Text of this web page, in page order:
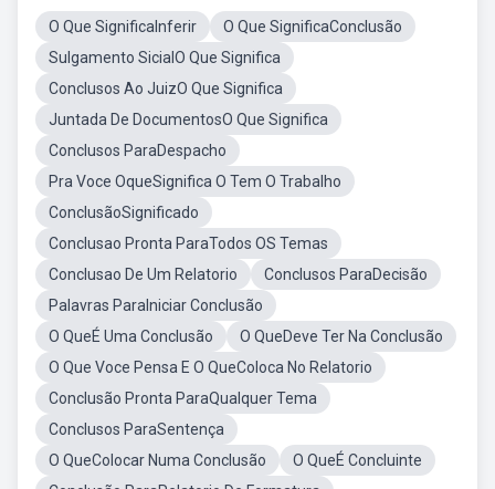
O Que SignificaInferir
O Que SignificaConclusão
Sulgamento SicialO Que Significa
Conclusos Ao JuizO Que Significa
Juntada De DocumentosO Que Significa
Conclusos ParaDespacho
Pra Voce OqueSignifica O Tem O Trabalho
ConclusãoSignificado
Conclusao Pronta ParaTodos OS Temas
Conclusao De Um Relatorio
Conclusos ParaDecisão
Palavras ParaIniciar Conclusão
O QueÉ Uma Conclusão
O QueDeve Ter Na Conclusão
O Que Voce Pensa E O QueColoca No Relatorio
Conclusão Pronta ParaQualquer Tema
Conclusos ParaSentença
O QueColocar Numa Conclusão
O QueÉ Concluinte